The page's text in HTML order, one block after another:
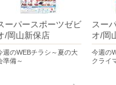
ーパースポーツゼビ
/岡山新保店
週のWEBチラシ～夏の大
準備～
スー
オ/岡
今週の
クライ